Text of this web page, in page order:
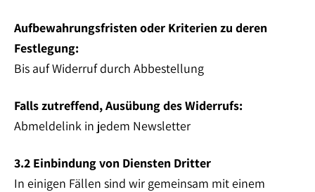
Aufbewahrungsfristen oder Kriterien zu deren
Festlegung:
Bis auf Widerruf durch Abbestellung
Falls zutreffend, Ausübung des Widerrufs:
Abmeldelink in jedem Newsletter
3.2 Einbindung von Diensten Dritter
In einigen Fällen sind wir gemeinsam mit einem